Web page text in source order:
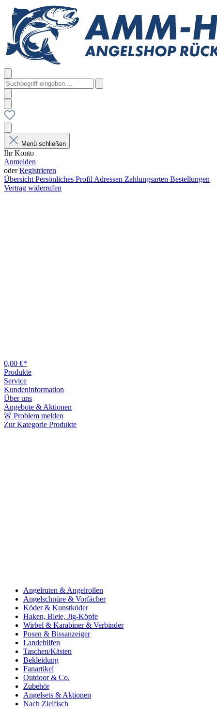
Menü schließen
Ihr Konto
Anmelden
oderRegistrieren
Übersicht Persönliches Profil Adressen Zahlungsarten Bestellungen
Vertrag widerrufen
0,00 €*
Produkte
Service
Kundeninformation
Über uns
Angebote & Aktionen
🚨 Problem melden
Zur Kategorie Produkte
Angelruten & Angelrollen
Angelschnüre & Vorfächer
Köder & Kunstköder
Haken, Bleie, Jig-Köpfe
Wirbel & Karabiner & Verbinder
Posen & Bissanzeiger
Landehilfen
Taschen/Kästen
Bekleidung
Fanartikel
Outdoor & Co.
Zubehör
Angelsets & Aktionen
Nach Zielfisch